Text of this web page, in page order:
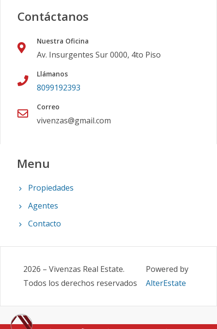
Contáctanos
Nuestra Oficina
Av. Insurgentes Sur 0000, 4to Piso
Llámanos
8099192393
Correo
vivenzas@gmail.com
Menu
Propiedades
Agentes
Contacto
2026 – Vivenzas Real Estate.
Todos los derechos reservados
Powered by
AlterEstate